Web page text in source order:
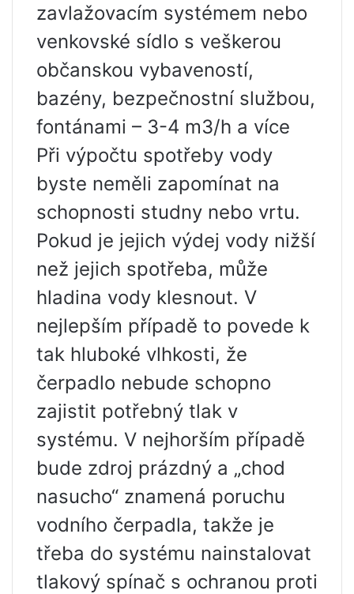
zavlažovacím systémem nebo
venkovské sídlo s veškerou
občanskou vybaveností,
bazény, bezpečnostní službou,
fontánami – 3-4 m3/h a více
Při výpočtu spotřeby vody
byste neměli zapomínat na
schopnosti studny nebo vrtu.
Pokud je jejich výdej vody nižší
než jejich spotřeba, může
hladina vody klesnout. V
nejlepším případě to povede k
tak hluboké vlhkosti, že
čerpadlo nebude schopno
zajistit potřebný tlak v
systému. V nejhorším případě
bude zdroj prázdný a „chod
nasucho“ znamená poruchu
vodního čerpadla, takže je
třeba do systému nainstalovat
tlakový spínač s ochranou proti